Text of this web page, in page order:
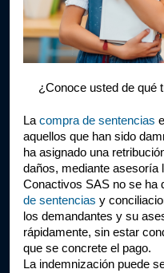
¿Conoce usted de qué
La compra de sentencias
aquellos que han sido
ha asignado una
daños, mediante asesoría
Conactivos SAS no se ha
de sentencias y
los demandantes y su
rápidamente, sin estar
que se concrete el pago.
La indemnización puede